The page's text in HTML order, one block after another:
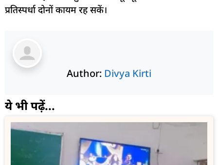
प्रतिस्पर्धा दोनों कायम रह सकें।
Author: Divya Kirti
ये भी पढ़ें...